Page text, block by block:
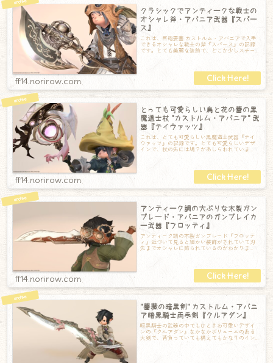
クラシックでアンティークな戦士の
オシャレ斧・アバニア武器『スパー
ス』
これは、巨砲要塞 カストルム・アバニアで入手
できるオシャレな戦士の斧『スパース』の記録
です。とても美麗な装飾で、どこか少しスチー
ff14.norirow.com
とっても可愛らしい鳥と花の蕾の黒
魔道士杖 "カストルム・アバニア" 武
器『テイウァッツ』
これは、とても可愛らしい黒魔道士武器『テイ
ウァッツ』の記録です。とても可愛らしいデザ
インで、杖の先には鳩？があしらわれていま
ff14.norirow.com
アンティーク調の大ぶりな木製ガン
ブレード・アバニアのガンブレイカ
ー武器『フロッティ』
アンティーク調の木製ガンブレード『フロッテ
ィ』近づいて見ると細かい装飾がされていて刃
先までオシャレに飾られているのがわかりま
ff14.norirow.com
"薔薇の暗黒剣" カストルム・アバニ
ア暗黒騎士両手剣『クルアダン』
暗黒騎士の武器の中でもひときわ可愛いデザイ
ンの『クルアダン』なかなかボリュームのある
大剣で、背負っていても構えてもかなりのイン
パクトがあります。ちなみに、構えると「キー